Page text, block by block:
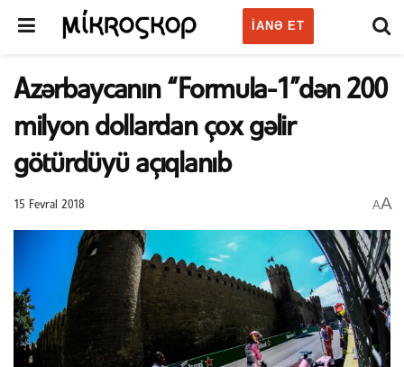
IANƏ ET
Azərbaycanın “Formula-1”dən 200
milyon dollardan çox gəlir
götürdüyü açıqlanıb
15 Fevral 2018 AA